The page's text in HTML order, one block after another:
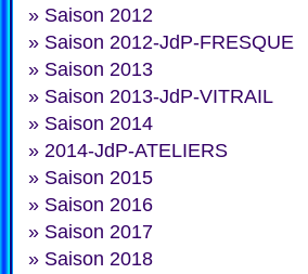
» Saison 2012
» Saison 2012-JdP-FRESQUE
» Saison 2013
» Saison 2013-JdP-VITRAIL
» Saison 2014
» 2014-JdP-ATELIERS
» Saison 2015
» Saison 2016
» Saison 2017
» Saison 2018